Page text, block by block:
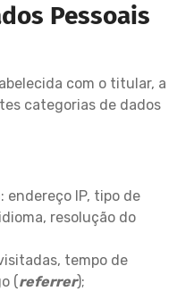
Pessoais
com o titular, a
categorias de dados
IP, tipo de
resolução do
tempo de
(referrer);